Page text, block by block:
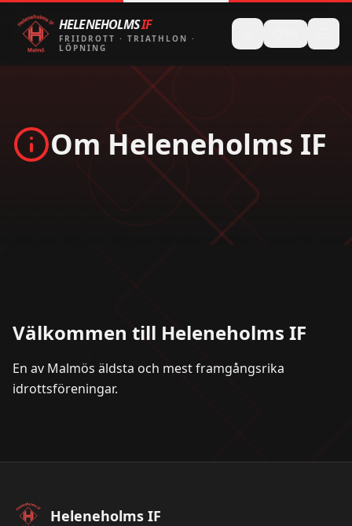
HELENEHOLMSIF
FRIIDROTT · TRIATHLON ·
LÖPNING
Om Heleneholms IF
Välkommen till Heleneholms IF
En av Malmös äldsta och mest framgångsrika
idrottsföreningar.
Sidfot – Heleneholms IF
Heleneholms IF